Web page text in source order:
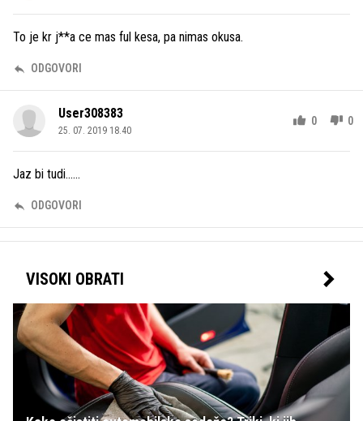
To je kr j**a ce mas ful kesa, pa nimas okusa.
ODGOVORI
User308383
25. 07. 2019 18.40
0 0
Jaz bi tudi......
ODGOVORI
VISOKI OBRATI